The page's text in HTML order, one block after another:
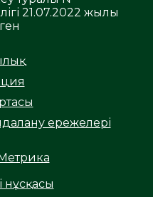
21.07.2022 жылы
ережелері
нұсқасы